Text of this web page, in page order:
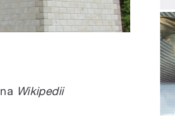
na Wikipedii